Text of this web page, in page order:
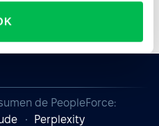
de PeopleForce:
Perplexity